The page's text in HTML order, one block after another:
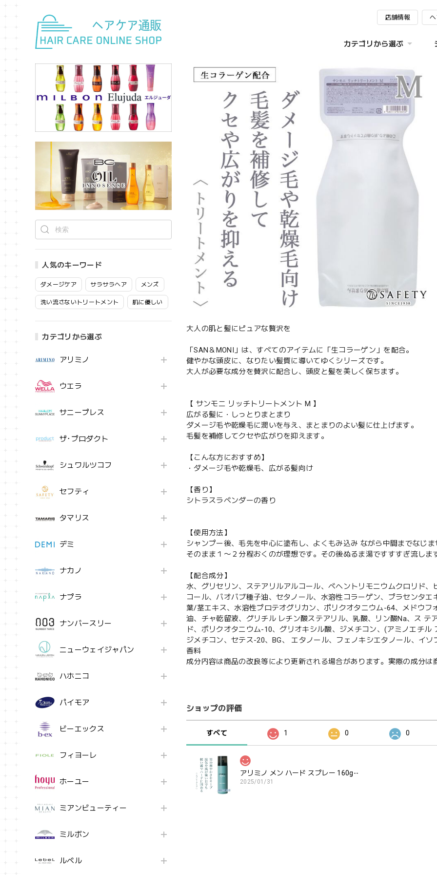
店舗情報
カテゴリから選ぶ
人気のキーワード
ダメージケア サラサラヘア メンズ
洗い流さないトリートメント 肌に優しい
カテゴリから選ぶ
アリミノ
ウエラ
サニープレス
ザ･プロダクト
シュワルツコフ
セフティ
タマリス
デミ
ナカノ
ナプラ
ナンバースリー
ニューウェイジャパン
ハホニコ
パイモア
ビーエックス
フィヨーレ
ホーユー
ミアンビューティー
ミルボン
ルベル
大人の肌と髪にピュアな贅沢を
「SAN＆MONI」は、すべてのアイテムに「生コラーゲン」を配合。
健やかな頭皮に、なりたい髪質に導いてゆくシリーズです。
大人が必要な成分を賛沢に配合し、頭皮と髪を美しく保ちます。
【 サンモニ リッチトリートメント M 】
広がる髪に・しっとりまとまり
ダメージ毛や乾燥毛に潤いを与え、まとまりのよい髪に仕上げます。
毛髪を補修してクセや広がりを抑えます。
【こんな方におすすめ】
・ダメージ毛や乾燥毛、広がる髪向け
【香り】
シトラスラベンダーの香り
【使用方法】
シャンプー後、毛先を中心に塗布し、よくもみ込み ながら中間までなじ
そのまま１〜２分程おくのが理想です。その後ぬるま湯ですすすぎ流しま
【配合成分】
水、グリセリン、ステアリルアルコール、ベヘントリモニウムクロリド
コール、バオバブ種子油、セタノール、水溶性コラーゲン、プラセンタ
葉/茎エキス、水溶性プロテオグリカン、ポリクオタニウム-64、メドウ
油、チャ乾留液、グリチル レチン酸ステアリル、乳酸、リン酸Na、ス
ド、ポリクオタニウム-10、グリオキシル酸、ジメチコン、(アミノエチ
ジメチコン、セテス-20、BG、 エタノール、フェノキシエタノール、イ
香料
成分内容は商品の改良等により更新される場合があります。実際の成分は
ショップの評価
すべて 1 0 0
アリミノ メン ハード スプレー 160g--
2025/01/31